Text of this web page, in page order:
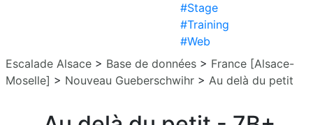
#Stage
#Training
#Web
Escalade Alsace > Base de données > France [Alsace-
Moselle] > Nouveau Gueberschwihr > Au delà du petit